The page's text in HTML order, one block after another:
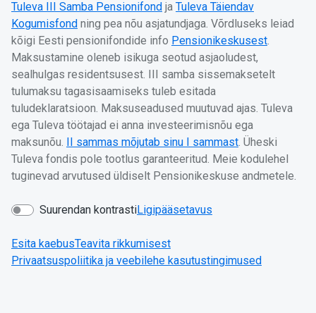
Tuleva III Samba Pensionifond ja Tuleva Täiendav
Kogumisfond ning pea nõu asjatundjaga. Võrdluseks leiad
kõigi Eesti pensionifondide info Pensionikeskusest.
Maksustamine oleneb isikuga seotud asjaoludest,
sealhulgas residentsusest. III samba sissemaksetelt
tulumaksu tagasisaamiseks tuleb esitada
tuludeklaratsioon. Maksuseadused muutuvad ajas. Tuleva
ega Tuleva töötajad ei anna investeerimisnõu ega
maksunõu.
II sammas mõjutab sinu I sammast. Üheski
Tuleva fondis pole tootlus garanteeritud. Meie kodulehel
tuginevad arvutused üldiselt Pensionikeskuse andmetele.
Suurendan kontrastiLigipääsetavus
Esita kaebusTeavita rikkumisest
Privaatsuspoliitika ja veebilehe kasutustingimused